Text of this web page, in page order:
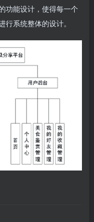
功能设计，使得每一个
系统整体的设计。